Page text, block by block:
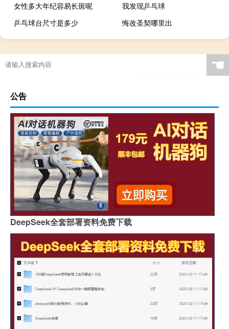
女性多大年纪容易长斑呢
我发现乒乓球
乒乓球台尺寸是多少
悔改圣契哪里出
☚
公告
DeepSeek全套部署资料免费下载